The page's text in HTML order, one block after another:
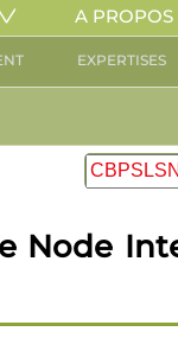
A PROPOS
EXPERTISES
Node